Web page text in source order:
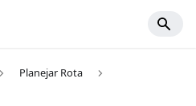
Planejar Rota